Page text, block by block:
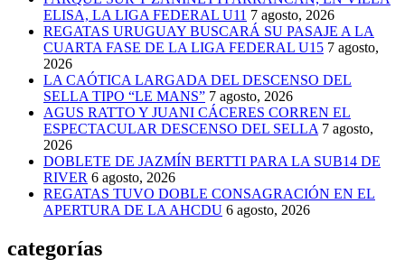
ELISA, LA LIGA FEDERAL U11 7 agosto, 2026
REGATAS URUGUAY BUSCARÁ SU PASAJE A LA
CUARTA FASE DE LA LIGA FEDERAL U15 7 agosto,
2026
LA CAÓTICA LARGADA DEL DESCENSO DEL
SELLA TIPO “LE MANS” 7 agosto, 2026
AGUS RATTO Y JUANI CÁCERES CORREN EL
ESPECTACULAR DESCENSO DEL SELLA 7 agosto,
2026
DOBLETE DE JAZMÍN BERTTI PARA LA SUB14 DE
RIVER 6 agosto, 2026
REGATAS TUVO DOBLE CONSAGRACIÓN EN EL
APERTURA DE LA AHCDU 6 agosto, 2026
categorías